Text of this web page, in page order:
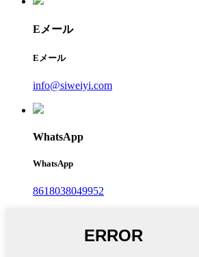
Eメール
Eメール
info@siweiyi.com
WhatsApp
WhatsApp
8618038049952